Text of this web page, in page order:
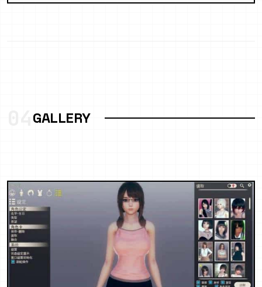
GALLERY